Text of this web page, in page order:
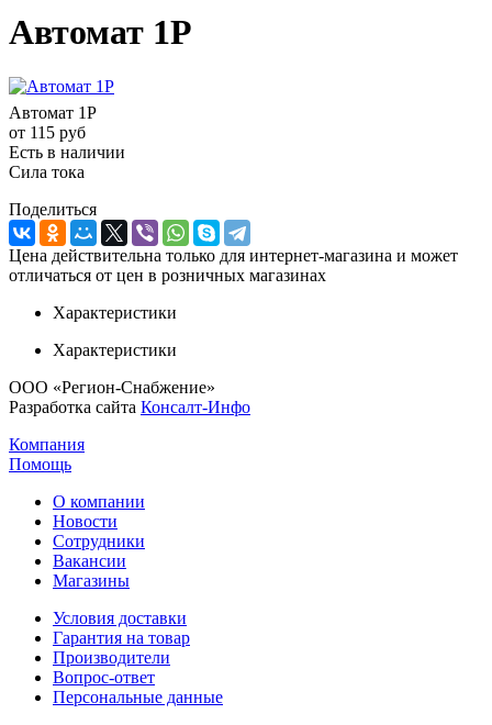
Автомат 1Р
Автомат 1Р
от 115 руб
Есть в наличии
Сила тока
Поделиться
Цена действительна только для интернет-магазина и может
отличаться от цен в розничных магазинах
Характеристики
Характеристики
ООО «Регион-Снабжение»
Разработка сайта Консалт-Инфо
Компания
Помощь
О компании
Новости
Сотрудники
Вакансии
Магазины
Условия доставки
Гарантия на товар
Производители
Вопрос-ответ
Персональные данные